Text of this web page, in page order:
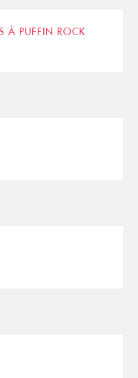
À PUFFIN ROCK